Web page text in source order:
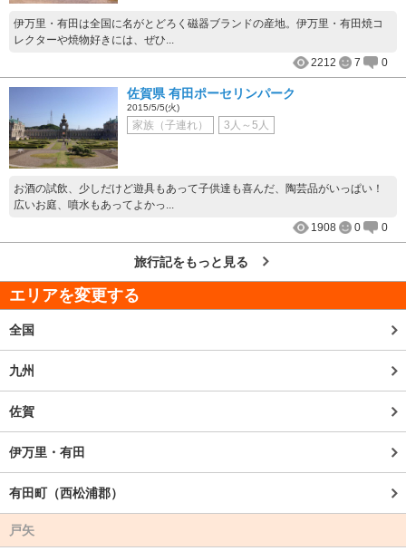
伊万里・有田は全国に名がとどろく磁器ブランドの産地。伊万里・有田焼コ
レクターや焼物好きには、ぜひ...
2212
7 0
佐賀県 有田ポーセリンパーク
2015/5/5(火)
家族（子連れ） 3人～5人
お酒の試飲、少しだけど遊具もあって子供達も喜んだ、陶芸品がいっぱい！
広いお庭、噴水もあってよかっ...
1908
0 0
旅行記をもっと見る
エリアを変更する
全国
九州
佐賀
伊万里・有田
有田町（西松浦郡）
戸矢